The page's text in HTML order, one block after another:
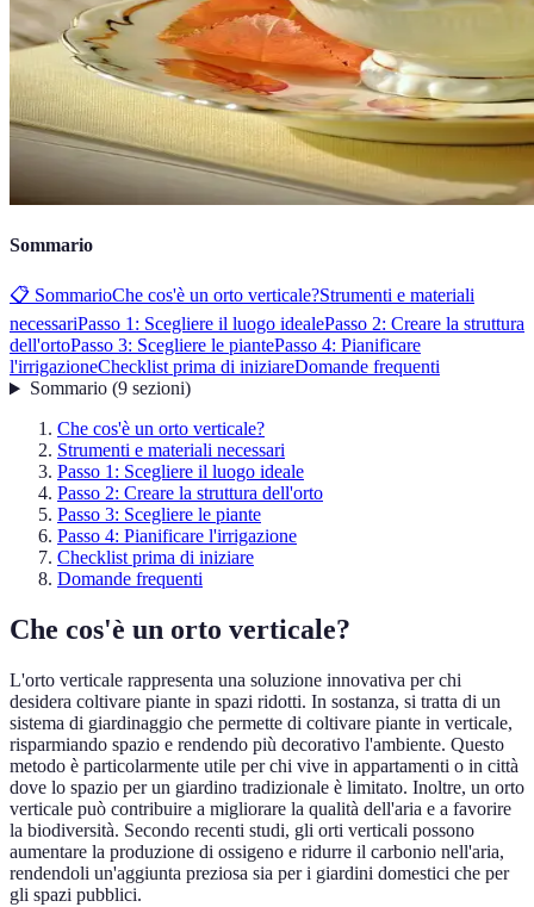
Sommario
📋 SommarioChe cos'è un orto verticale?Strumenti e materiali
necessariPasso 1: Scegliere il luogo idealePasso 2: Creare la struttura
dell'ortoPasso 3: Scegliere le piantePasso 4: Pianificare
l'irrigazioneChecklist prima di iniziareDomande frequenti
Sommario(9 sezioni)
Che cos'è un orto verticale?
Strumenti e materiali necessari
Passo 1: Scegliere il luogo ideale
Passo 2: Creare la struttura dell'orto
Passo 3: Scegliere le piante
Passo 4: Pianificare l'irrigazione
Checklist prima di iniziare
Domande frequenti
Che cos'è un orto verticale?
L'orto verticale rappresenta una soluzione innovativa per chi
desidera coltivare piante in spazi ridotti. In sostanza, si tratta di un
sistema di giardinaggio che permette di coltivare piante in verticale,
risparmiando spazio e rendendo più decorativo l'ambiente. Questo
metodo è particolarmente utile per chi vive in appartamenti o in città
dove lo spazio per un giardino tradizionale è limitato. Inoltre, un orto
verticale può contribuire a migliorare la qualità dell'aria e a favorire
la biodiversità. Secondo recenti studi, gli orti verticali possono
aumentare la produzione di ossigeno e ridurre il carbonio nell'aria,
rendendoli un'aggiunta preziosa sia per i giardini domestici che per
gli spazi pubblici.